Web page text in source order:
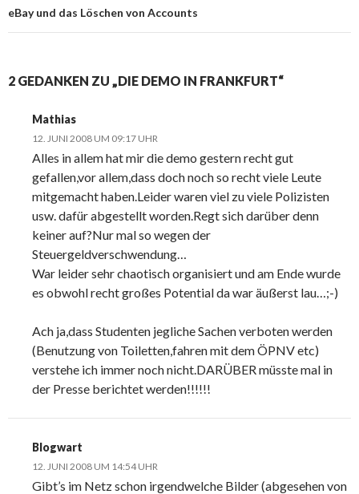
eBay und das Löschen von Accounts
2 GEDANKEN ZU „DIE DEMO IN FRANKFURT“
Mathias
12. JUNI 2008 UM 09:17 UHR
Alles in allem hat mir die demo gestern recht gut
gefallen,vor allem,dass doch noch so recht viele Leute
mitgemacht haben.Leider waren viel zu viele Polizisten
usw. dafür abgestellt worden.Regt sich darüber denn
keiner auf?Nur mal so wegen der
Steuergeldverschwendung…
War leider sehr chaotisch organisiert und am Ende wurde
es obwohl recht großes Potential da war äußerst lau…;-)
Ach ja,dass Studenten jegliche Sachen verboten werden
(Benutzung von Toiletten,fahren mit dem ÖPNV etc)
verstehe ich immer noch nicht.DARÜBER müsste mal in
der Presse berichtet werden!!!!!!
Blogwart
12. JUNI 2008 UM 14:54 UHR
Gibt’s im Netz schon irgendwelche Bilder (abgesehen von